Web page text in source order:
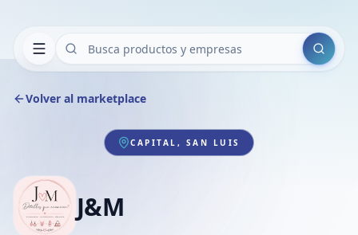
Buscar
Volver al marketplace
CAPITAL, SAN LUIS
J&M